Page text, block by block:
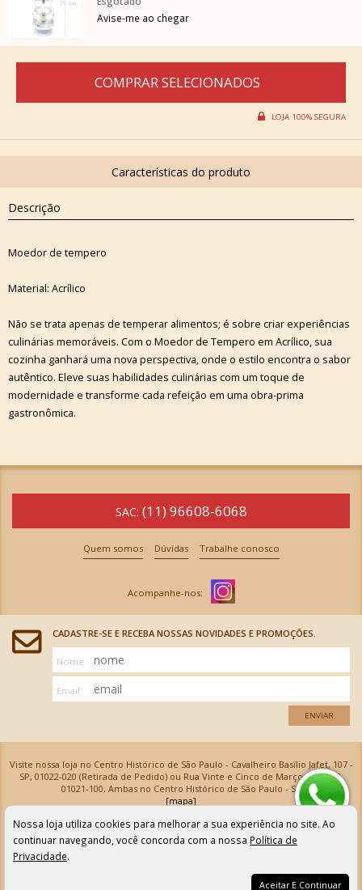
Avise-me ao chegar
Descrição
Moedor de tempero
Material: Acrílico
Não se trata apenas de temperar alimentos; é sobre criar experiências
culinárias memoráveis. Com o Moedor de Tempero em Acrílico, sua
cozinha ganhará uma nova perspectiva, onde o estilo encontra o sabor
autêntico. Eleve suas habilidades culinárias com um toque de
modernidade e transforme cada refeição em uma obra-prima
gastronômica.
SAC: (11) 96608-6068
Quem somos Dúvidas Trabalhe conosco
CADASTRE-SE E RECEBA NOSSAS NOVIDADES E PROMOÇÕES.
Nome
Email
ENVIAR
Visite nossa loja no Centro Histórico de São Paulo - Cavalheiro Basílio Jafet, 107 -
SP, 01022-020 (Retirada de Pedido) ou Rua Vinte e Cinco de Março, 576 - SP,
01021-100, Ambas no Centro Histórico de São Paulo - SP
[mapa]
Armarinhos Santa Cecília Ltda | CNPJ: 61.069.639/0001-18
Os preços e as condições de pagamento apresentadas na loja virtual não valem para nossa loja física e
podem sofrer alterações sem aviso prévio. Vendas com cartão de crédito sujeitas a análise e
confirmação de dados.
Nossa loja utiliza cookies para melhorar a sua experiência no site. Ao
continuar navegando, você concorda com a nossa Política de
Privacidade.
Aceitar E Continuar